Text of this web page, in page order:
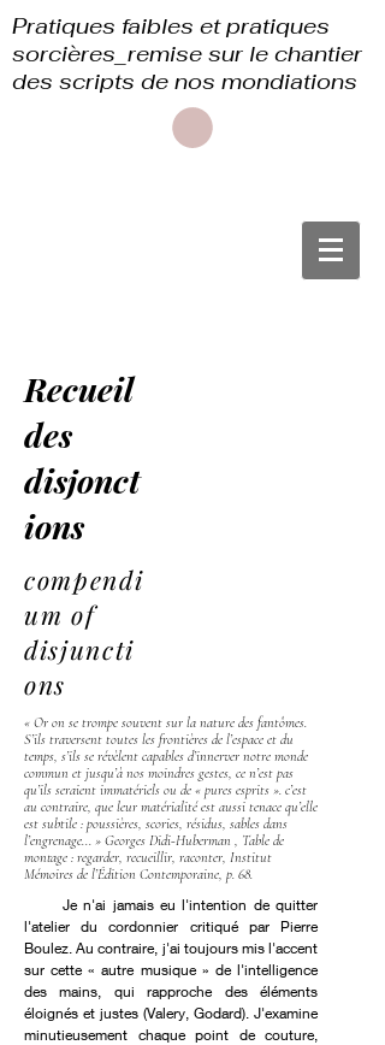
Pratiques faibles et pratiques
sorcières_remise sur le chantier
des scripts de nos mondiations
Recueil
des
disjonct
ions
compendi
um of
disjuncti
ons
« Or on se trompe souvent sur la nature des fantômes.
S’ils traversent toutes les frontières de l’espace et du
temps, s’ils se révèlent capables d’innerver notre monde
commun et jusqu’à nos moindres gestes, ce n’est pas
qu’ils seraient immatériels ou de « pures esprits ». c’est
au contraire, que leur matérialité est aussi tenace qu’elle
est subtile : poussières, scories, résidus, sables dans
l’engrenage... » Georges Didi-Huberman , Table de
montage : regarder, recueillir, raconter, Institut
Mémoires de l’Édition Contemporaine, p. 68.
Je n'ai jamais eu l'intention de quitter
l'atelier du cordonnier critiqué par Pierre
Boulez. Au contraire, j'ai toujours mis l'accent
sur cette « autre musique » de l'intelligence
des mains, qui rapproche des éléments
éloignés et justes (Valery, Godard). J'examine
minutieusement chaque point de couture,